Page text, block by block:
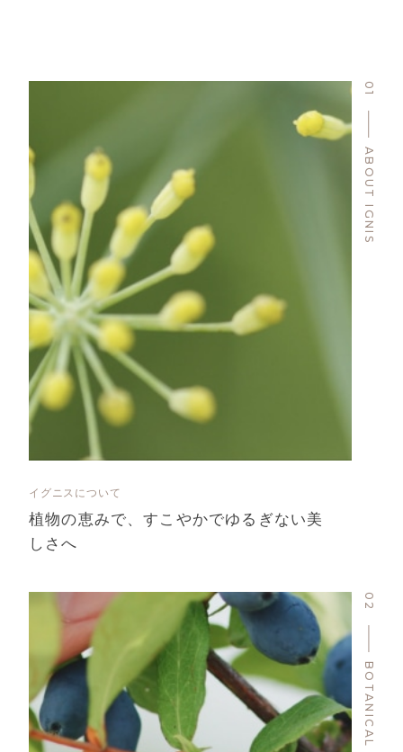
01
ABOUT IGNIS
イグニスについて
植物の恵みで、すこやかでゆるぎない美
しさへ
02
BOTANICAL